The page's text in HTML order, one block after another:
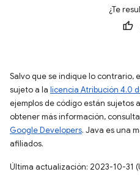
¿Te
Salvo que se indique lo contrario,
sujeto a la licencia Atribución 4.0
ejemplos de código están sujetos
obtener más información,
Google Developers. Java es una
afiliados.
Última actualización: 2023-10-31